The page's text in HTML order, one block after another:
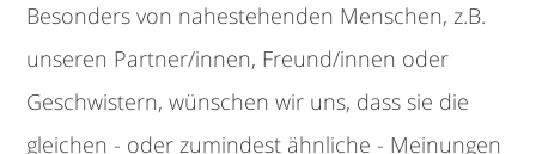
Besonders von nahestehenden Menschen, z.B.
unseren Partner/innen, Freund/innen oder
Geschwistern, wünschen wir uns, dass sie die
gleichen - oder zumindest ähnliche - Meinungen